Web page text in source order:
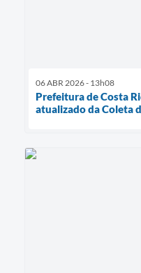
06 ABR 2026 - 13h08
Prefeitura de Costa
atualizado da Coleta